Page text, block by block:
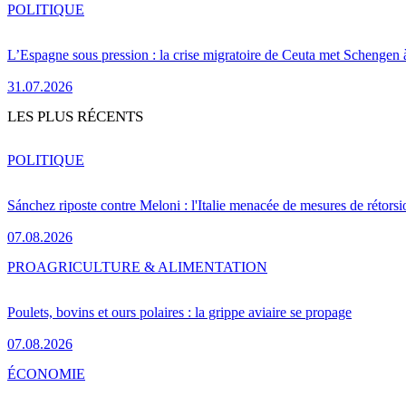
L’Espagne sous pression : la crise migratoire de Ceuta met Schengen
31.07.2026
POLITIQUE
LES PLUS RÉCENTS
Sánchez riposte contre Meloni : l'Italie menacée de mesures de
07.08.2026
POLITIQUE
Poulets, bovins et ours polaires : la grippe aviaire se propage
07.08.2026
PROAGRICULTURE & ALIMENTATION
ÉCONOMIE